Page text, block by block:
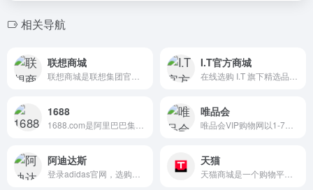
相关导航
联想商城 I.T官方商城
1688 唯品会
阿迪达斯 天猫